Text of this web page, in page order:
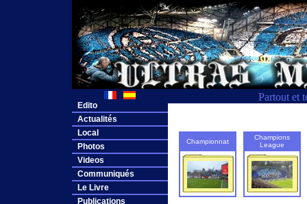
Partout et
Edito
Actualités
Local
Photos
Videos
Communiqués
Le Livre
Publications
Championnat
Champions
League